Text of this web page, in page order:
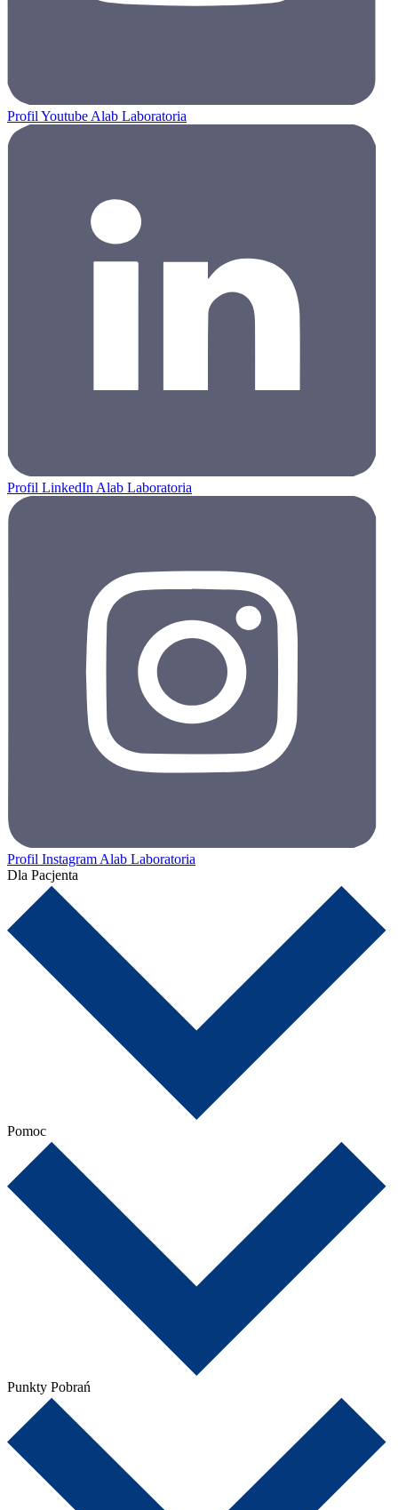
Profil Youtube Alab Laboratoria
Profil LinkedIn Alab Laboratoria
Profil Instagram Alab Laboratoria
Dla Pacjenta
Pomoc
Punkty Pobrań